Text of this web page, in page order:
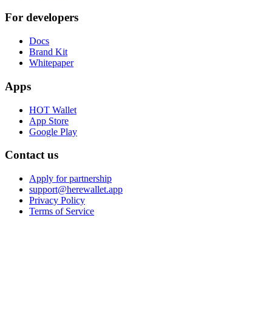
For developers
Docs
Brand Kit
Whitepaper
Apps
HOT Wallet
App Store
Google Play
Contact us
Apply for partnership
support@herewallet.app
Privacy Policy
Terms of Service